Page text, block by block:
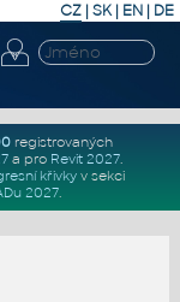
CZ | SK| EN | DE
registrovaných
a pro Revit 2027.
křivkyv sekci
2027.